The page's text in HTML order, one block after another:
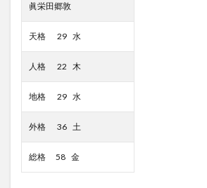
眞栄田郷敦
天格 29 水
人格 22 木
地格 29 水
外格 36 土
総格 58 金